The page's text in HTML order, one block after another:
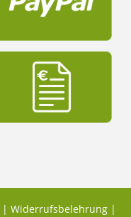
| Widerrufsbelehrung |